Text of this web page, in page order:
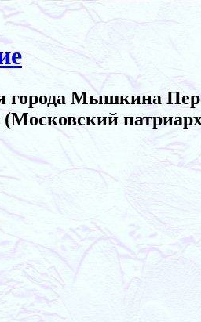
Мышкина